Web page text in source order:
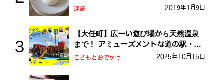
連載 2019年1月9日
【大任町】広ーい遊び場から天然温泉
まで！ アミューズメントな道の駅・お
おとう桜街道
こどもとおでかけ 2025年10月15日